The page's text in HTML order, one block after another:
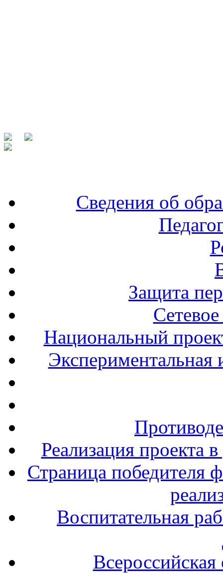
Сведения об
Защита
Национальный
Экспериментальная
Реализация проекта
Страница победителя
Воспитательная